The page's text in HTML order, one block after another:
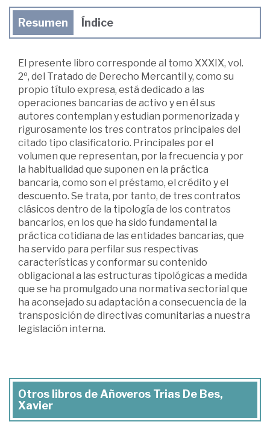
Resumen Índice
El presente libro corresponde al tomo XXXIX, vol.
2º, del Tratado de Derecho Mercantil y, como su
propio título expresa, está dedicado a las
operaciones bancarias de activo y en él sus
autores contemplan y estudian pormenorizada y
rigurosamente los tres contratos principales del
citado tipo clasificatorio. Principales por el
volumen que representan, por la frecuencia y por
la habitualidad que suponen en la práctica
bancaria, como son el préstamo, el crédito y el
descuento. Se trata, por tanto, de tres contratos
clásicos dentro de la tipología de los contratos
bancarios, en los que ha sido fundamental la
práctica cotidiana de las entidades bancarias, que
ha servido para perfilar sus respectivas
características y conformar su contenido
obligacional a las estructuras tipológicas a medida
que se ha promulgado una normativa sectorial que
ha aconsejado su adaptación a consecuencia de la
transposición de directivas comunitarias a nuestra
legislación interna.
Otros libros de Añoveros Trias De Bes,
Xavier